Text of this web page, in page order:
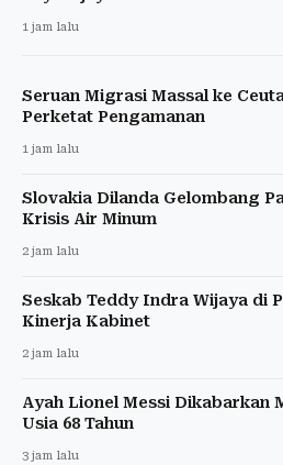
1 jam lalu
Seruan Migrasi Massal ke
Perketat Pengamanan
1 jam lalu
Slovakia Dilanda Gelombang
Krisis Air Minum
2 jam lalu
Seskab Teddy Indra Wijaya di
Kinerja Kabinet
2 jam lalu
Ayah Lionel Messi Dikabarkan
Usia 68 Tahun
3 jam lalu